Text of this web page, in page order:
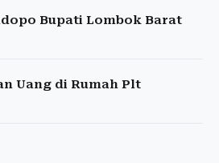
Bupati Lombok Barat
Uang di Rumah Plt